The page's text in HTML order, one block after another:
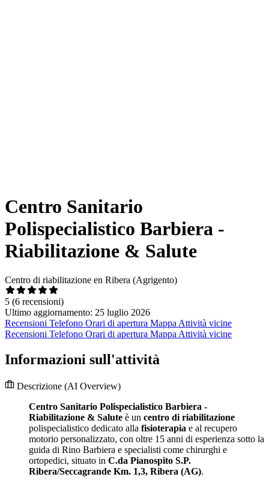
Centro Sanitario
Polispecialistico Barbiera -
Riabilitazione & Salute
Centro di riabilitazione en Ribera (Agrigento)
5 (6 recensioni)
Ultimo aggiornamento: 25 luglio 2026
Recensioni Telefono Orari di apertura Mappa Attività vicine
Recensioni Telefono Orari di apertura Mappa Attività vicine
Informazioni sull'attività
Descrizione (AI Overview)
Centro Sanitario Polispecialistico Barbiera -
Riabilitazione & Salute è un centro di riabilitazione
polispecialistico dedicato alla fisioterapia e al recupero
motorio personalizzato, con oltre 15 anni di esperienza sotto la
guida di Rino Barbiera e specialisti come chirurghi e
ortopedici, situato in C.da Pianospito S.P.
Ribera/Seccagrande Km. 1,3, Ribera (AG).